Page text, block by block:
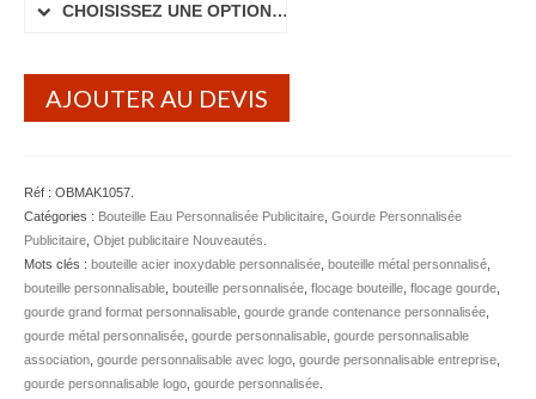
Serviette Personnalisée
Stylo Publicitaire
Voiture Goodies
Gourde Personnalisable
Bouteille Personnalisable
Mug & Tasse
Mug publicitaire
CHOISISSEZ UNE OPTION…
AJOUTER AU DEVIS
Réf : OBMAK1057
Catégories : Bouteille Eau Personnalisée Publicitaire Gourde Personnalisée
Publicitaire Objet publicitaire Nouveautés
Mots clés : bouteille acier inoxydable personnalisée bouteille métal personnalisé
bouteille personnalisable bouteille personnalisée flocage bouteille flocage gourde
gourde grand format personnalisable gourde grande contenance personnalisée
gourde métal personnalisée gourde personnalisable gourde personnalisable
association gourde personnalisable avec logo gourde personnalisable entreprise
gourde personnalisable logo gourde personnalisée